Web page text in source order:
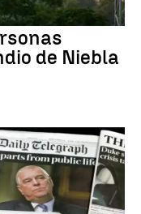
de Niebla